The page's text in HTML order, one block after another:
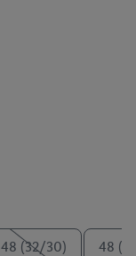
48 (32/30) 48